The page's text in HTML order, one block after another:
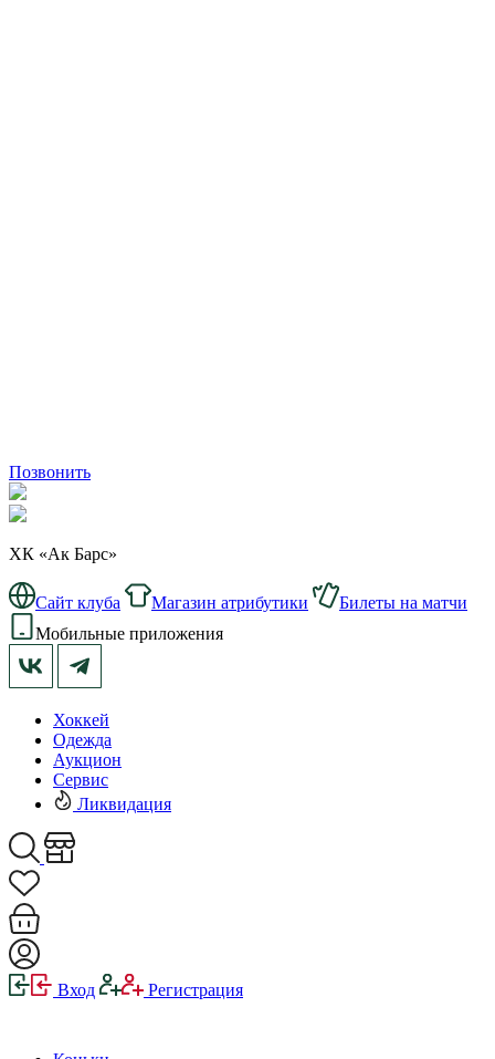
Позвонить
ХК «Ак Барс»
Сайт клуба Магазин атрибутики
Билеты на матчи
Мобильные приложения
Хоккей
Одежда
Аукцион
Сервис
Ликвидация
Вход Регистрация